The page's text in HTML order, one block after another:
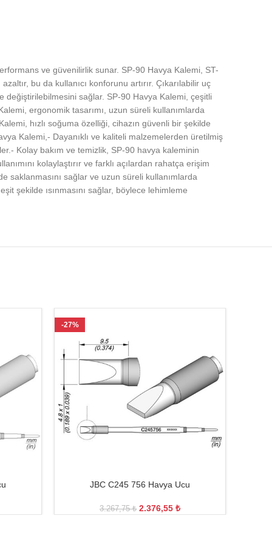
ve güvenilirlik sunar. SP-90 Havya Kalemi, ST-
bu da kullanıcı konforunu artırır. Çıkarılabilir uç
değiştirilebilmesini sağlar. SP-90 Havya Kalemi, çeşitli
ergonomik tasarımı, uzun süreli kullanımlarda
hızlı soğuma özelliği, cihazın güvenli bir şekilde
Kalemi,- Dayanıklı ve kaliteli malzemelerden üretilmiş
Kolay bakım ve temizlik, SP-90 havya kaleminin
kolaylaştırır ve farklı açılardan rahatça erişim
saklanmasını sağlar ve uzun süreli kullanımlarda
şekilde ısınmasını sağlar, böylece lehimleme
-27%
JBC C245 756 Havya Ucu
3.267,75₺ 2.376,55 ₺